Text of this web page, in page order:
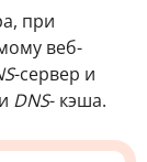
при
веб-
-сервер и
DNS- кэша.